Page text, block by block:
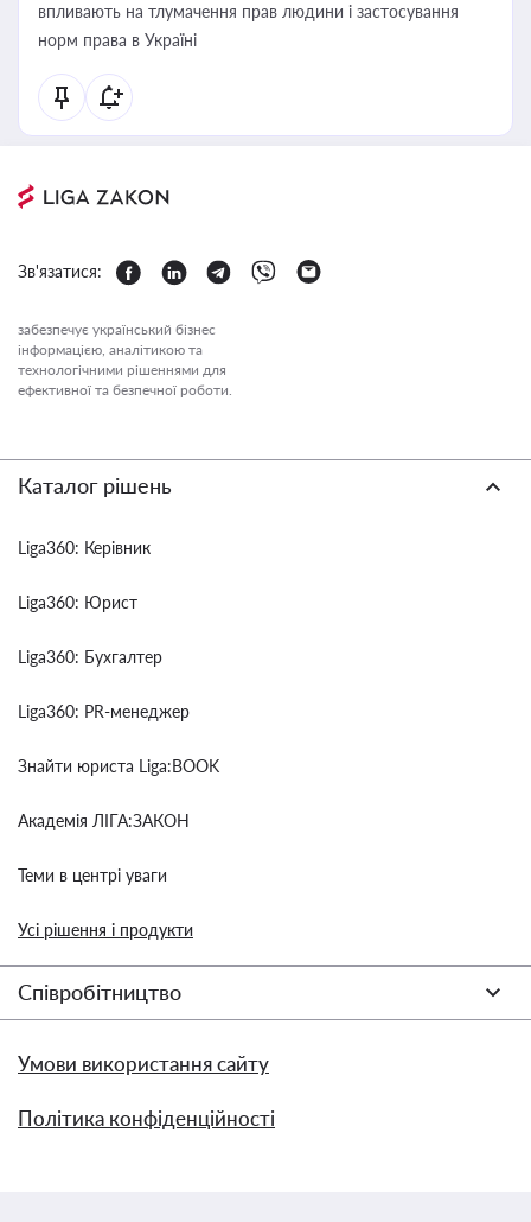
впливають на тлумачення прав людини і застосування
норм права в Україні
Зв'язатися:
забезпечує український бізнес
інформацією, аналітикою та
технологічними рішеннями для
ефективної та безпечної роботи.
Каталог рішень
Liga360: Керівник
Liga360: Юрист
Liga360: Бухгалтер
Liga360: PR-менеджер
Знайти юриста Liga:BOOK
Академія ЛІГА:ЗАКОН
Теми в центрі уваги
Усі рішення і продукти
Співробітництво
Умови використання сайту
Політика конфіденційності